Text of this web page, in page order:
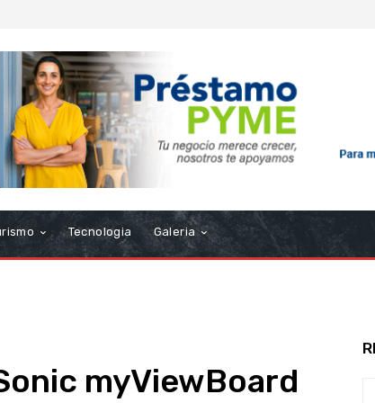
Tecnologia Galeria
myViewBoard